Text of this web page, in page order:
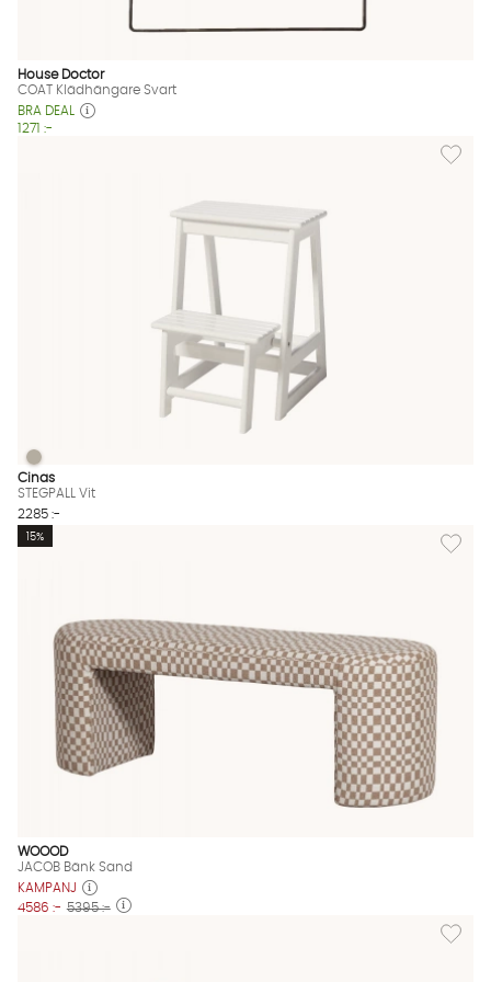
House Doctor
COAT Klädhängare Svart
BRA DEAL
1271 :-
Lägg till
STEGPALL Vit Finns även i dessa färger:
STEGPALL Vit
Cinas
STEGPALL Vit
2285 :-
Lägg
15%
WOOOD
JACOB Bänk Sand
KAMPANJ
4586 :- 5395 :-
Lägg